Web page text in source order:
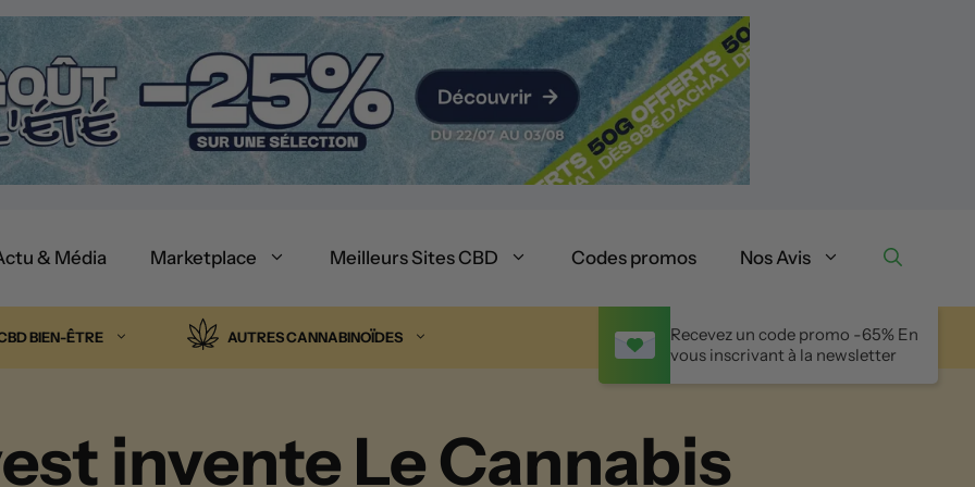
& Média Marketplace Meilleurs Sites CBD Codes promos Nos Avis
Recevez un code promo -65% En
vous inscrivant à la newsletter
BIEN-ÊTRE AUTRES CANNABINOÏDES
invente Le Cannabis